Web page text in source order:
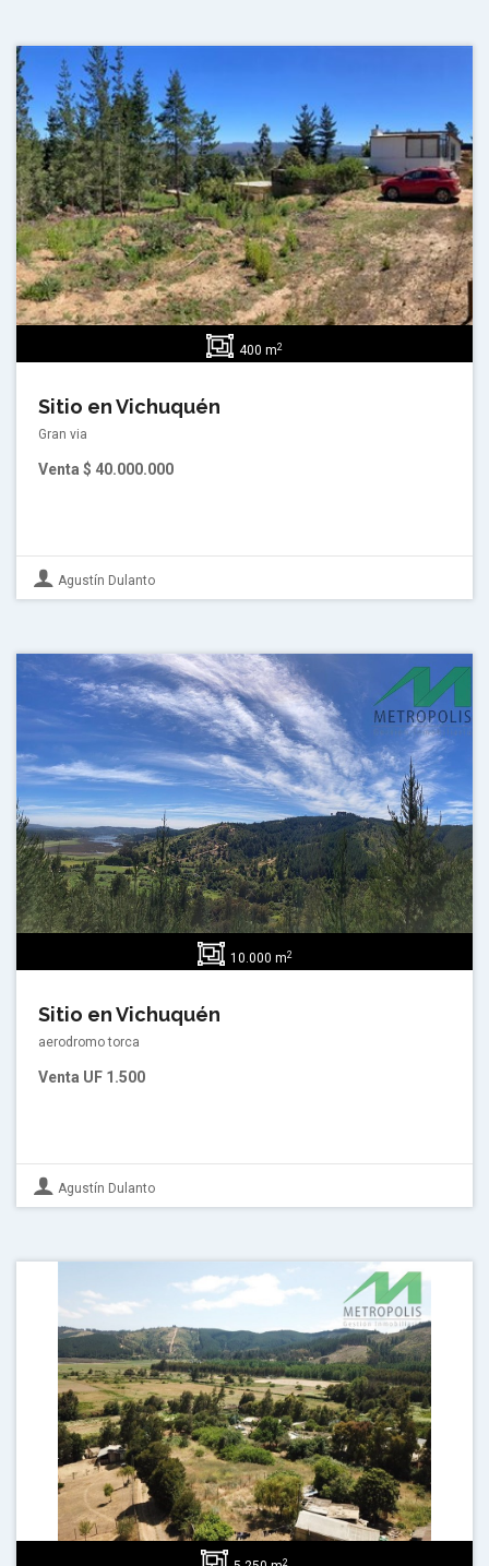
400 m2
Sitio en Vichuquén
Gran via
Venta $ 40.000.000
Agustín Dulanto
10.000 m2
Sitio en Vichuquén
aerodromo torca
Venta UF 1.500
Agustín Dulanto
2